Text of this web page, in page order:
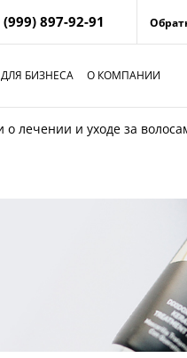
(999) 897-92-91
ДЛЯ БИЗНЕСА О КОМПАНИИ
о лечении и уходе за